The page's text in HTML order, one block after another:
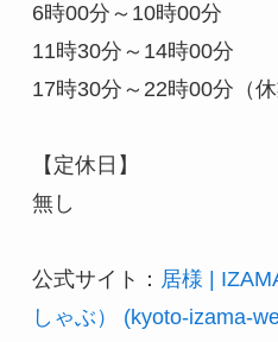
6時00分～10時00分
11時30分～14時00分
17時30分～22時00分（休
【定休日】
無し
公式サイト： 居様 |
しゃぶ） (kyoto-izama-